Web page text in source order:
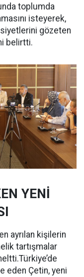
toplumda
isteyerek,
gözeten
belirtti.
YENİ
ayrılan kişilerin
tartışmalar
eden Çetin, yeni